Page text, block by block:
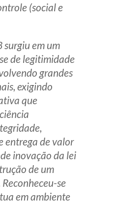
(social e
surgiu em um
de legitimidade
grandes
exigindo
que
entrega de valor
inovação da lei
de um
se
em ambiente